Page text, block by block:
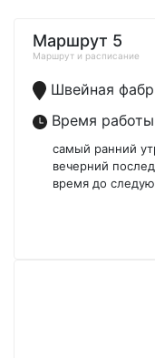
Маршрут 5
Маршрут и расписание
Швейная
Время работы
самый ранний
вечерний
время до